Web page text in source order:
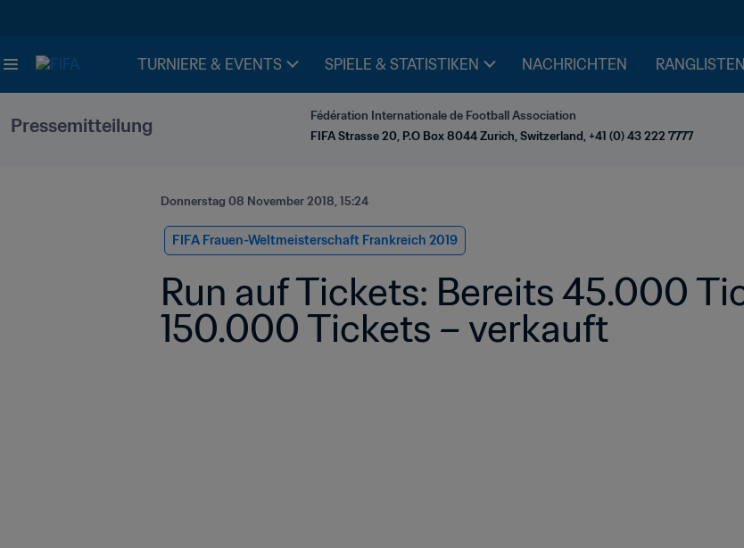
TURNIERE & EVENTS SPIELE & STATISTIKEN NACHRICHTEN RANGLISTEN
Pressemitteilung
Fédération Internationale de Football Association
FIFA Strasse 20, P.O Box 8044 Zurich, Switzerland, +41 (0) 43 222 7777
Donnerstag 08 November 2018, 15:24
FIFA Frauen-Weltmeisterschaft Frankreich 2019
Run auf Tickets: Bereits 45.000 Ticketpakete – d.h.
150.000 Tickets – verkauft